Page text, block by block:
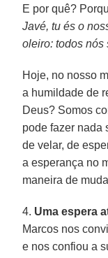
E por quê?
Javé, tu és o
oleiro: todos nós
Hoje, no nosso
a humildade de
Deus? Somos
pode fazer nada
de velar, de
a esperança no
maneira de
4. Uma espera
Marcos nos
e nos confiou a